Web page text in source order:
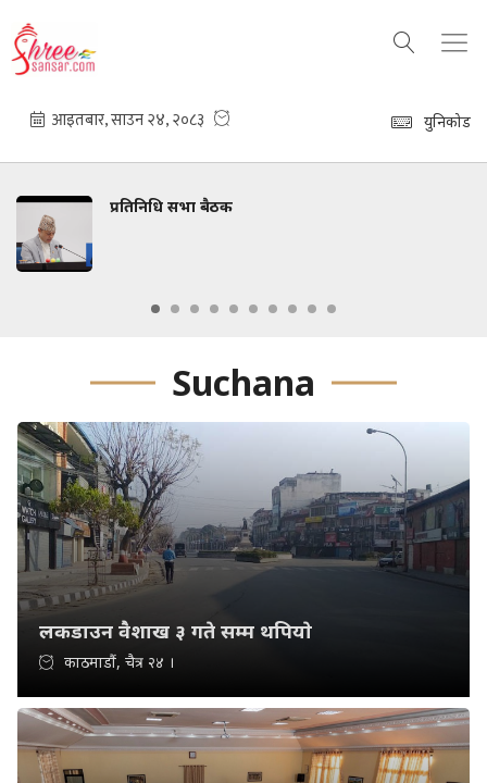
युनिकोड
प्रतिनिधि सभा बैठक
Suchana
लकडाउन वैशाख ३ गते सम्म थपियाे
काठमाडौं, चैत्र २४ ।